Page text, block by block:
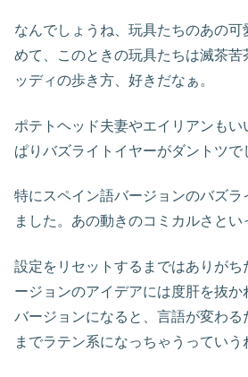
なんでしょうね、玩具たちのあの
めて、このときの玩具たちは滅茶苦
ッディの歩き方、好きだなぁ。
ポテトヘッド夫妻やエイリアンもい
ぱりバズライトイヤーがダントツで
特にスペイン語バージョンのバズ
ました。あの動きのコミカルさとい
設定をリセットするまではありが
ージョンのアイデアには度肝を抜
バージョンになると、言語が変わる
までラテン系になっちゃうっていう